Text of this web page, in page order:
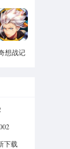
2021版
vv1.1
想战记
下载